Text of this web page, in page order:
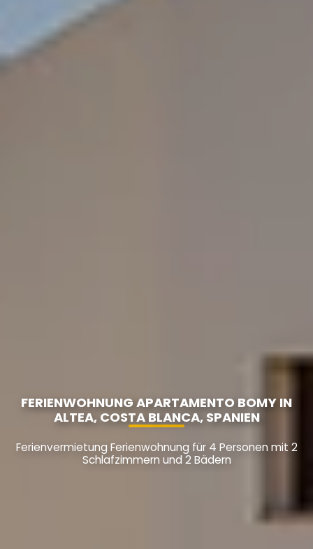
FERIENWOHNUNG APARTAMENTO BOMY IN
ALTEA, COSTA BLANCA, SPANIEN
Ferienvermietung Ferienwohnung für 4 Personen mit 2
Schlafzimmern und 2 Bädern